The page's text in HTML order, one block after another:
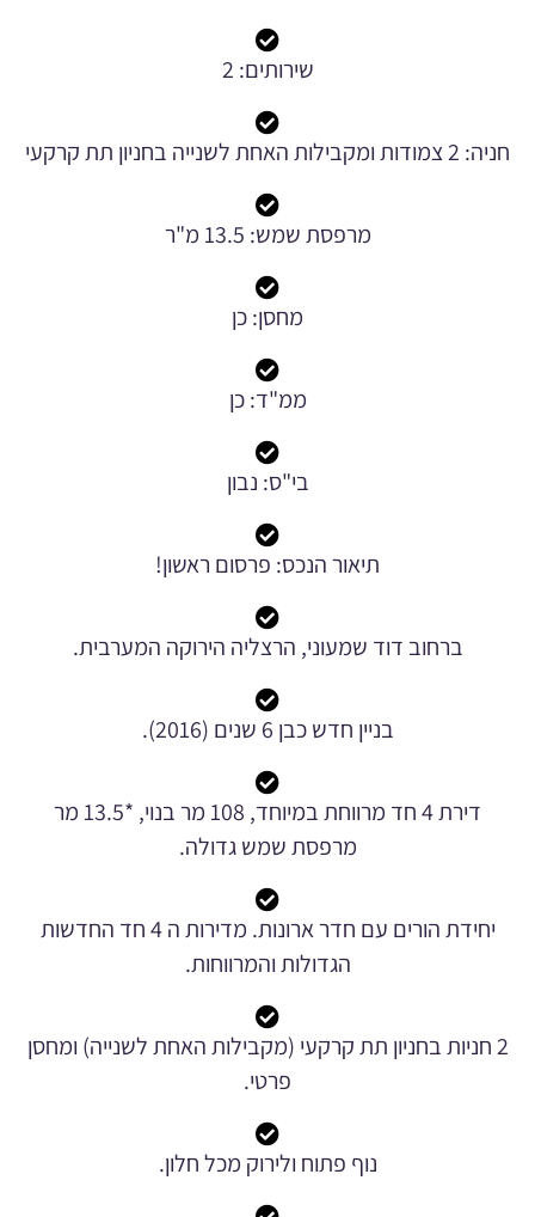
שירותים: 2
חניה: 2 צמודות ומקבילות האחת לשנייה בחניון תת קרקעי
מרפסת שמש: 13.5 מ"ר
מחסן: כן
ממ"ד: כן
בי"ס: נבון
תיאור הנכס: פרסום ראשון!
ברחוב דוד שמעוני, הרצליה הירוקה המערבית.
בניין חדש כבן 6 שנים (2016).
דירת 4 חד מרווחת במיוחד, 108 מר בנוי, *13.5 מר
מרפסת שמש גדולה.
יחידת הורים עם חדר ארונות. מדירות ה 4 חד החדשות
הגדולות והמרווחות.
2 חניות בחניון תת קרקעי (מקבילות האחת לשנייה) ומחסן
פרטי.
נוף פתוח ולירוק מכל חלון.